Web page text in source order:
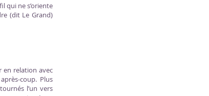
qui ne s’oriente
(dit Le Grand)
en relation avec
coup. Plus
l’un vers